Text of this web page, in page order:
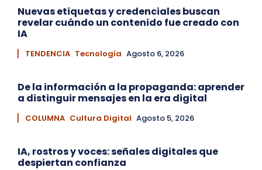
Nuevas etiquetas y credenciales buscan
revelar cuándo un contenido fue creado con
IA
▏ TENDENCIA Tecnología Agosto 6, 2026
De la información a la propaganda: aprender
a distinguir mensajes en la era digital
▏ COLUMNA Cultura Digital Agosto 5, 2026
IA, rostros y voces: señales digitales que
despiertan confianza